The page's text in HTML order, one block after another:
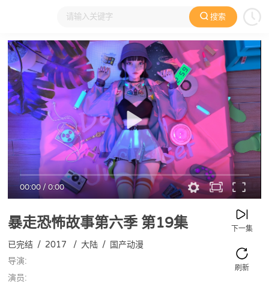
搜索
大家在看 日本动漫 国产动漫 欧美动漫 动漫电影
00:00/0:00
暴走恐怖故事第六季第19集 下一集
刷新
已完结 / 2017 / 大陆 / 国产动漫
导演:
演员: